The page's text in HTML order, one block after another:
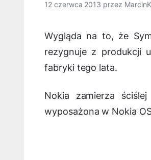
12 czerwca 2013 przez
Wygląda na to, że
rezygnuje z produkcji
fabryki tego lata.
Nokia zamierza
wyposażona w Nokia